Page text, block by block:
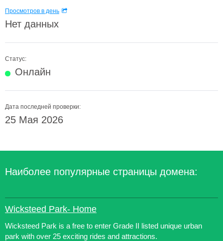
Просмотров в день
Нет данных
Статус:
Онлайн
Дата последней проверки:
25 Мая 2026
Наиболее популярные страницы домена:
Wicksteed Park- Home
Wicksteed Park is a free to enter Grade II listed unique urban
park with over 25 exciting rides and attractions.